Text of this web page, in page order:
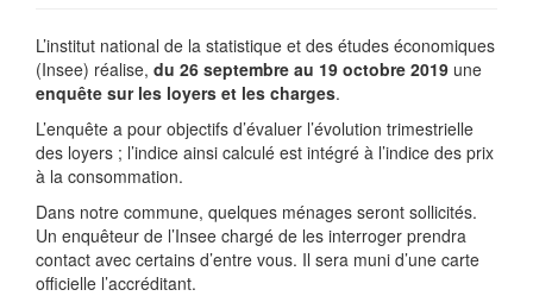
L’institut national de la statistique et des études économiques
(Insee) réalise, du 26 septembre au 19 octobre 2019 une
enquête sur les loyers et les charges.
L’enquête a pour objectifs d’évaluer l’évolution trimestrielle
des loyers ; l’indice ainsi calculé est intégré à l’indice des prix
à la consommation.
Dans notre commune, quelques ménages seront sollicités.
Un enquêteur de l’Insee chargé de les interroger prendra
contact avec certains d’entre vous. Il sera muni d’une carte
officielle l’accréditant.